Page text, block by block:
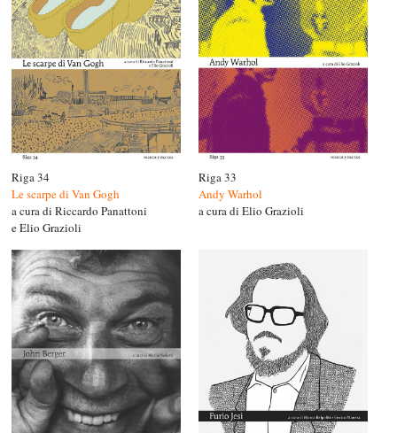
Riga 34
Le scarpe di Van Gogh
a cura di Riccardo Panattoni
e Elio Grazioli
Riga 33
Andy Warhol
a cura di Elio Grazioli